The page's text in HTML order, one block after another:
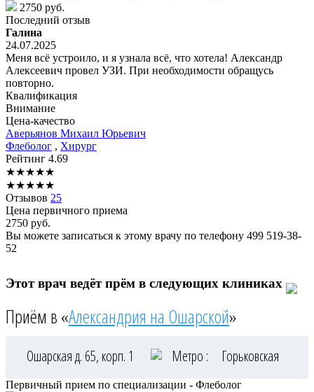
2750 руб.
Последний отзыв
Галина
24.07.2025
Меня всё устроило, и я узнала всё, что хотела! Александр
Алексеевич провел УЗИ. При необходимости обращусь
повторно.
Квалификация
Внимание
Цена-качество
Аверьянов Михаил Юрьевич
Флеболог , Хирург
Рейтинг 4.69
★★★★★
★★★★★
Отзывов 25
Цена первичного приема
2750 руб.
Вы можете записаться к этому врачу по телефону 499 519-38-
52
Этот врач ведёт прём в следующих клиниках
Приём в «Александрия на Ошарской»
Ошарская д. 65, корп. 1 Метро : Горьковская
Первичный прием по специализации - Флеболог